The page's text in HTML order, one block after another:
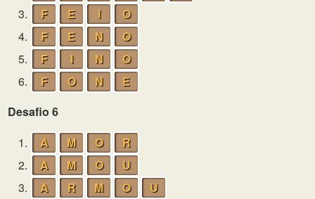
3.
F E I
O
4.
F E N
O
5.
F I N
O
6.
F O N
E
Desafio 6
1.
A M O
R
2.
A M O
U
3.
A R M O
U